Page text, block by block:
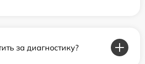
за диагностику?